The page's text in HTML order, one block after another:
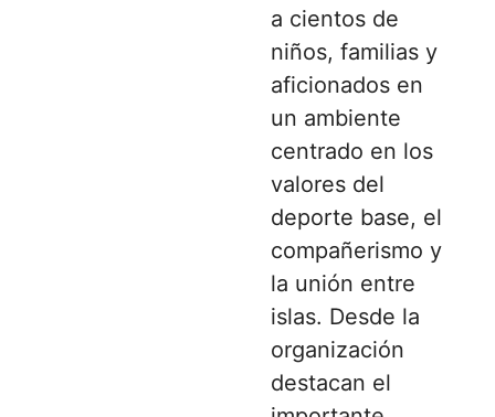
a cientos de
niños, familias y
aficionados en
un ambiente
centrado en los
valores del
deporte base, el
compañerismo y
la unión entre
islas. Desde la
organización
destacan el